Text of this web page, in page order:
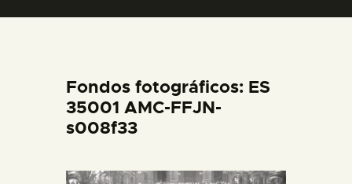
DIDÁCTICA
ESPAÑOL
PREPARAR LA VISITA
Fondos fotográficos: ES
35001 AMC-FFJN-
s008f33